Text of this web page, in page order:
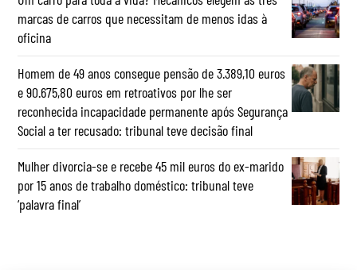
marcas de carros que necessitam de menos idas à
oficina
Homem de 49 anos consegue pensão de 3.389,10 euros
e 90.675,80 euros em retroativos por lhe ser
reconhecida incapacidade permanente após Segurança
Social a ter recusado: tribunal teve decisão final
Mulher divorcia-se e recebe 45 mil euros do ex-marido
por 15 anos de trabalho doméstico: tribunal teve
‘palavra final’